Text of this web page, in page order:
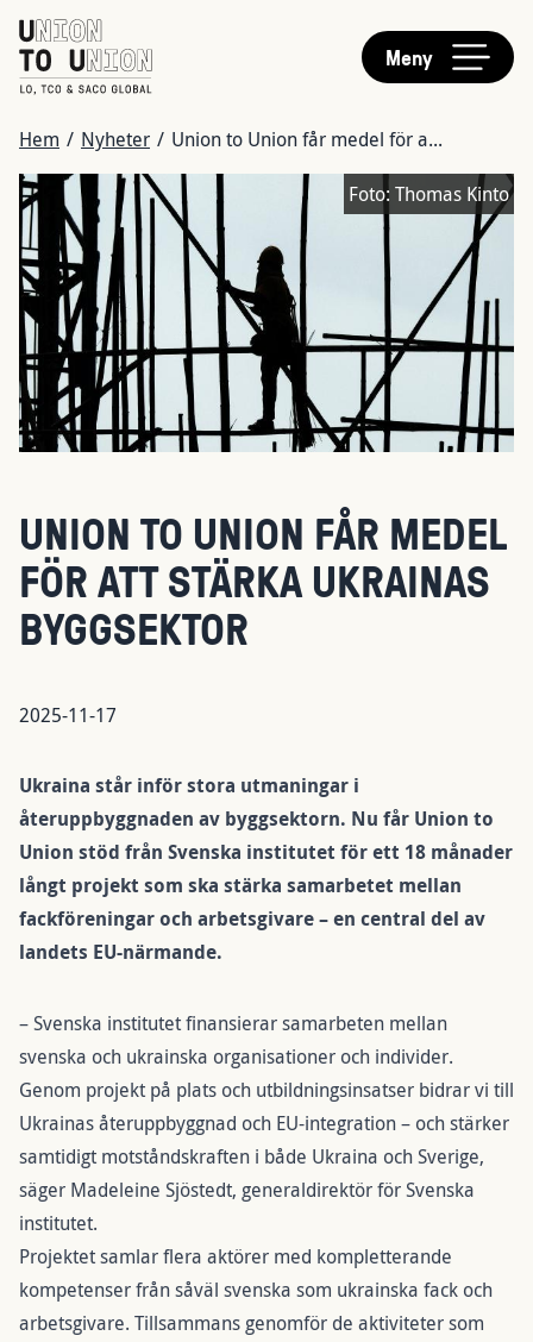
Hoppa
till
huvudinnehåll
Meny
LÄNKSTIG
Hem / Nyheter / Union to Union får medel för a...
Bild
Foto: Thomas Kinto
UNION TO UNION FÅR MEDEL
FÖR ATT STÄRKA UKRAINAS
BYGGSEKTOR
2025-11-17
Ukraina står inför stora utmaningar i
återuppbyggnaden av byggsektorn. Nu får Union to
Union stöd från Svenska institutet för ett 18 månader
långt projekt som ska stärka samarbetet mellan
fackföreningar och arbetsgivare – en central del av
landets EU-närmande.
– Svenska institutet finansierar samarbeten mellan
svenska och ukrainska organisationer och individer.
Genom projekt på plats och utbildningsinsatser bidrar vi till
Ukrainas återuppbyggnad och EU-integration – och stärker
samtidigt motståndskraften i både Ukraina och Sverige,
säger Madeleine Sjöstedt, generaldirektör för Svenska
institutet.
Projektet samlar flera aktörer med kompletterande
kompetenser från såväl svenska som ukrainska fack och
arbetsgivare. Tillsammans genomför de aktiviteter som